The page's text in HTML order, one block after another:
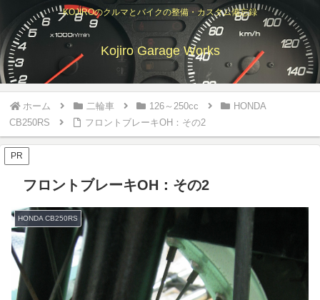
KOJIROのクルマとバイクの整備・カスタム備忘録
Kojiro Garage Works
ホーム 二輪車 126～250cc
HONDA
CB250RS
フロントブレーキOH：その2
PR
フロントブレーキOH：その2
HONDA CB250RS